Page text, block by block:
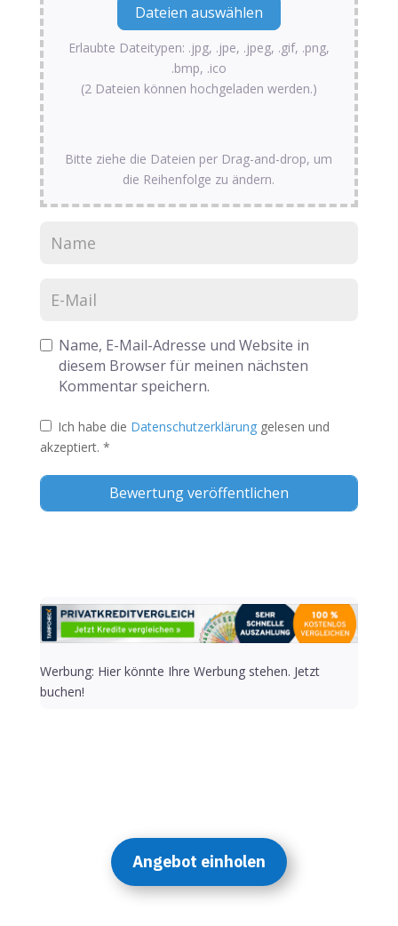
Erlaubte Dateitypen: .jpg, .jpe, .jpeg, .gif, .png,
.bmp, .ico
(2 Dateien können hochgeladen werden.)
Bitte ziehe die Dateien per Drag-and-drop, um
die Reihenfolge zu ändern.
Name, E-Mail-Adresse und Website in
diesem Browser für meinen nächsten
Kommentar speichern.
Ich habe die Datenschutzerklärung gelesen und
akzeptiert. *
Werbung: Hier könnte Ihre Werbung stehen. Jetzt
buchen!
Angebot einholen